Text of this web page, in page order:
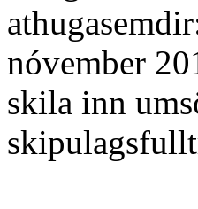
nóvember
skila inn